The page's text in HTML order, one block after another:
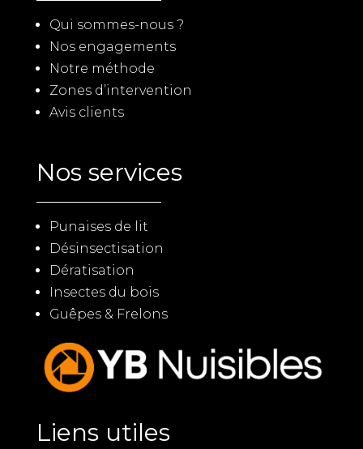
Qui sommes-nous ?
Nos engagements
Notre méthode
Zones d’intervention
Avis clients
Nos services
Punaises de lit
Désinsectisation
Dératisation
Insectes du bois
Guêpes & Frelons
Liens utiles